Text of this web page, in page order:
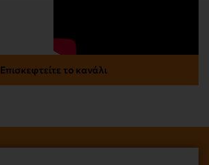
Επισκεφτείτε το κανάλι